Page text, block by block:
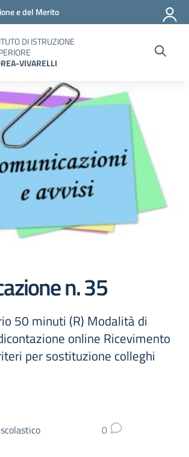
e del Merito
DI ISTRUZIONE
VIVARELLI
n. 35
50 minuti (R) Modalità di
online Ricevimento
per sostituzione colleghi
0